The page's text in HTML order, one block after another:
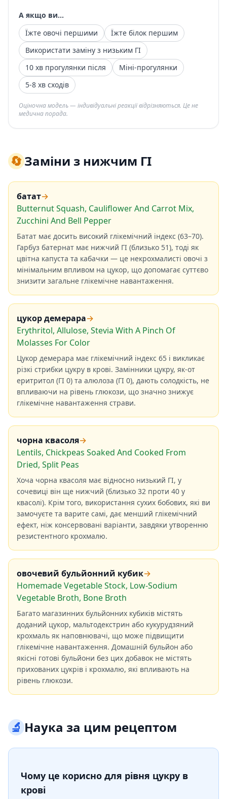
А якщо ви...
Їжте овочі першими
Їжте білок першим
Використати заміну з низьким ГІ
10 хв прогулянки після
Міні-прогулянки
5-8 хв сходів
Оціночна модель — індивідуальні реакції відрізняються. Це не
медична порада.
🔄Заміни з нижчим ГІ
батат→
Butternut Squash, Cauliflower And Carrot Mix,
Zucchini And Bell Pepper
Батат має досить високий глікемічний індекс (63–70).
Гарбуз батернат має нижчий ГІ (близько 51), тоді як
цвітна капуста та кабачки — це некрохмалисті овочі з
мінімальним впливом на цукор, що допомагає суттєво
знизити загальне глікемічне навантаження.
цукор демерара→
Erythritol, Allulose, Stevia With A Pinch Of
Molasses For Color
Цукор демерара має глікемічний індекс 65 і викликає
різкі стрибки цукру в крові. Замінники цукру, як-от
еритритол (ГІ 0) та алюлоза (ГІ 0), дають солодкість, не
впливаючи на рівень глюкози, що значно знижує
глікемічне навантаження страви.
чорна квасоля→
Lentils, Chickpeas Soaked And Cooked From
Dried, Split Peas
Хоча чорна квасоля має відносно низький ГІ, у
сочевиці він ще нижчий (близько 32 проти 40 у
квасолі). Крім того, використання сухих бобових, які ви
замочуєте та варите самі, дає менший глікемічний
ефект, ніж консервовані варіанти, завдяки утворенню
резистентного крохмалю.
овочевий бульйонний кубик→
Homemade Vegetable Stock, Low-Sodium
Vegetable Broth, Bone Broth
Багато магазинних бульйонних кубиків містять
доданий цукор, мальтодекстрин або кукурудзяний
крохмаль як наповнювачі, що може підвищити
глікемічне навантаження. Домашній бульйон або
якісні готові бульйони без цих добавок не містять
прихованих цукрів і крохмалю, які впливають на
рівень глюкози.
🔬Наука за цим рецептом
Чому це корисно для рівня цукру в
крові